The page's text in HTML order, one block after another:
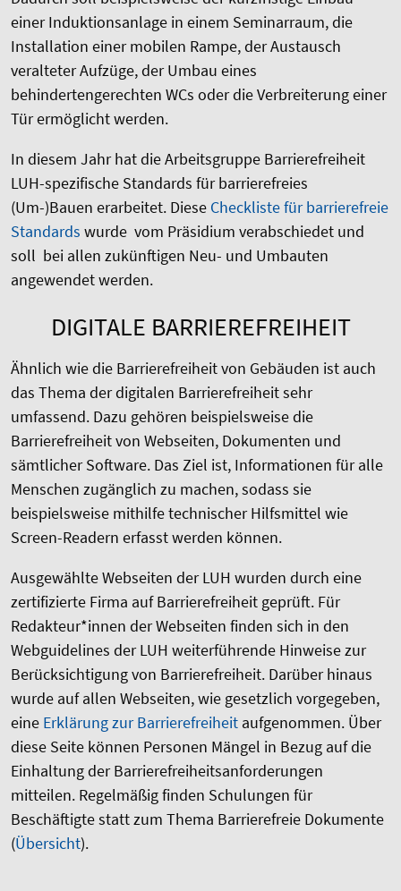
einer Induktionsanlage in einem Seminarraum, die
Installation einer mobilen Rampe, der Austausch
veralteter Aufzüge, der Umbau eines
behindertengerechten WCs oder die Verbreiterung einer
Tür ermöglicht werden.
In diesem Jahr hat die Arbeitsgruppe Barrierefreiheit
LUH-spezifische Standards für barrierefreies
(Um-)Bauen erarbeitet. Diese Checkliste für barrierefreie
Standards wurde vom Präsidium verabschiedet und
soll bei allen zukünftigen Neu- und Umbauten
angewendet werden.
DIGITALE BARRIEREFREIHEIT
Ähnlich wie die Barrierefreiheit von Gebäuden ist auch
das Thema der digitalen Barrierefreiheit sehr
umfassend. Dazu gehören beispielsweise die
Barrierefreiheit von Webseiten, Dokumenten und
sämtlicher Software. Das Ziel ist, Informationen für alle
Menschen zugänglich zu machen, sodass sie
beispielsweise mithilfe technischer Hilfsmittel wie
Screen-Readern erfasst werden können.
Ausgewählte Webseiten der LUH wurden durch eine
zertifizierte Firma auf Barrierefreiheit geprüft. Für
Redakteur*innen der Webseiten finden sich in den
Webguidelines der LUH weiterführende Hinweise zur
Berücksichtigung von Barrierefreiheit. Darüber hinaus
wurde auf allen Webseiten, wie gesetzlich vorgegeben,
eine Erklärung zur Barrierefreiheit aufgenommen. Über
diese Seite können Personen Mängel in Bezug auf die
Einhaltung der Barrierefreiheitsanforderungen
mitteilen. Regelmäßig finden Schulungen für
Beschäftigte statt zum Thema Barrierefreie Dokumente
(Übersicht).